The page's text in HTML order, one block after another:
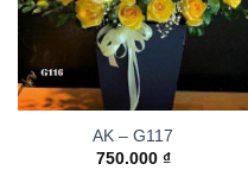
AK – G117
750.000 ₫